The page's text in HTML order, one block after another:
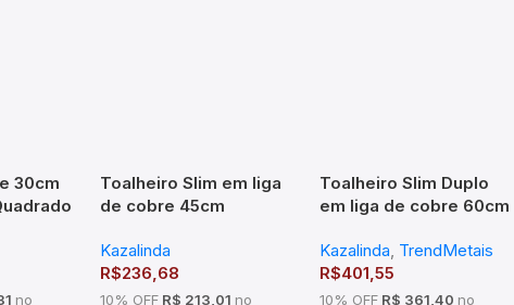
30cm
no
Toalheiro Slim em liga
de cobre 45cm
Kazalinda
R$236,68
10% OFF R$ 213,01 no
Toalheiro Slim Duplo
em liga de cobre 60cm
Kazalinda, TrendMetais
R$401,55
10% OFF R$ 361,40 no